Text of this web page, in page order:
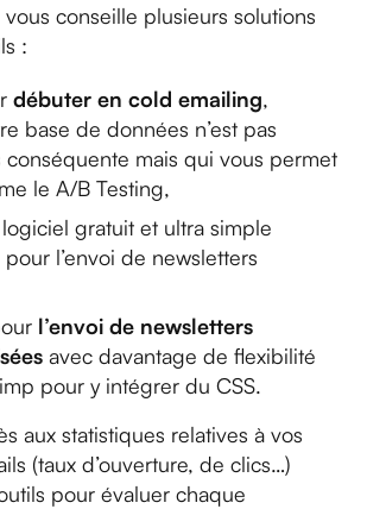
vous conseille plusieurs solutions
:
débuter en cold emailing,
base de données n’est pas
conséquente mais qui vous permet
le A/B Testing,
gratuit et ultra simple
pour l’envoi de newsletters
l’envoi de newsletters
avec davantage de flexibilité
pour y intégrer du CSS.
aux statistiques relatives à vos
(taux d’ouverture, de clics…)
pour évaluer chaque